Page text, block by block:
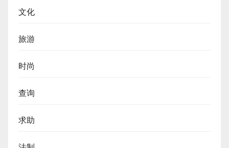
文化
旅游
时尚
查询
求助